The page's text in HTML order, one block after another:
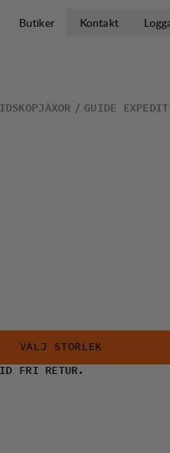
Butiker Kontakt
GUIDE
VÄLJ STORLEK
FRI RETUR.